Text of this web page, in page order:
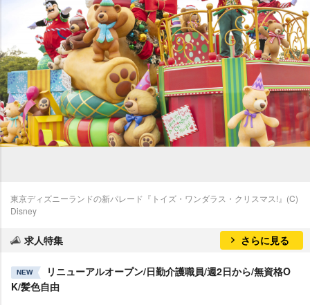
東京ディズニーランドの新パレード『トイズ・ワンダラス・クリスマス!』(C)
Disney
求人特集 さらに見る
NEW
リニューアルオープン/日勤介護職員/週2日から/無資格O
K/髪色自由